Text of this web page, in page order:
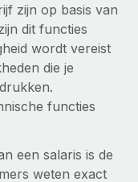
voor je team
onze MCP
op maat
zijn op basis van
dit functies
wordt vereist
die je
functies
een salaris is de
weten exact